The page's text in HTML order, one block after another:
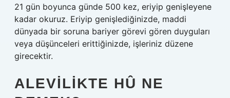
21 gün boyunca günde 500 kez, eriyip genişleyene
kadar okuruz. Eriyip genişlediğinizde, maddi
dünyada bir soruna bariyer görevi gören duyguları
veya düşünceleri erittiğinizde, işleriniz düzene
girecektir.
ALEVILIKTE HÛ NE